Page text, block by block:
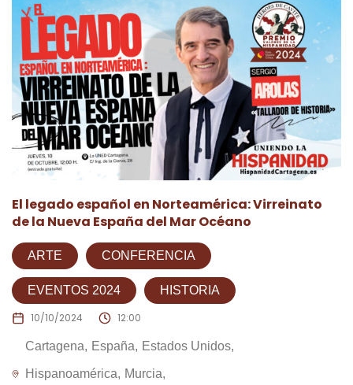
El legado español en Norteamérica: Virreinato
de la Nueva España del Mar Océano
ARTE CONFERENCIA
EVENTOS 2024 HISTORIA
10/10/2024 12:00
Cartagena España Estados Unidos
Hispanoamérica Murcia